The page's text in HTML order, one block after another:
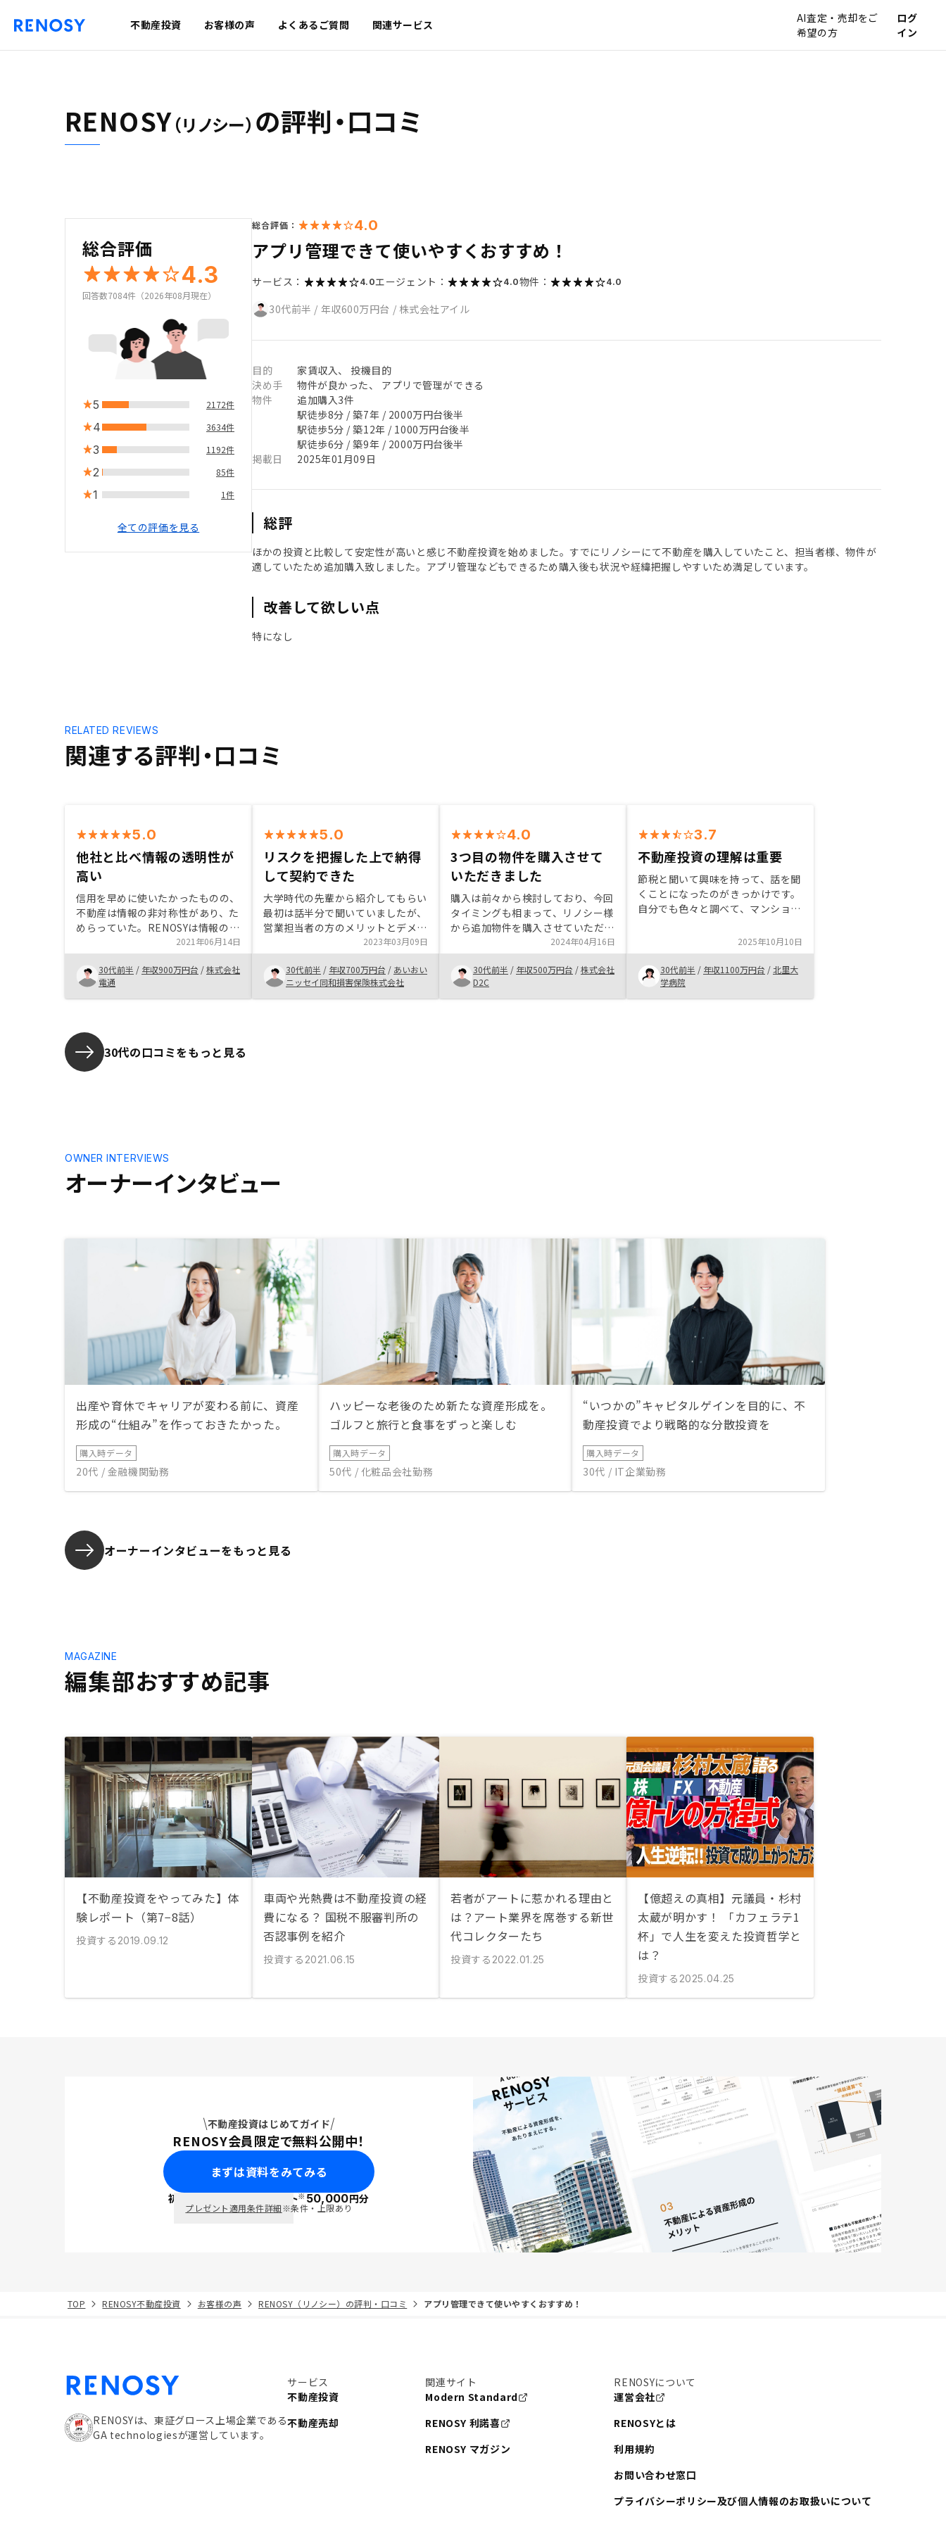
不動産投資 お客様の声 よくあるご質問 関連サービス
AI査定・売却をご
希望の方
ログ
イン
RENOSY（リノシー） の評判・口コミ
総合評価
4.3
回答数7084件（2026年08月現在）
5 2172件
4 3634件
3 1192件
2 85件
1 1件
全ての評価を見る
総合評価： 4.0
アプリ管理できて使いやすくおすすめ！
サービス： 4.0エージェント： 4.0物件： 4.0
30代前半 / 年収600万円台 / 株式会社アイル
目的
家賃収入、 投機目的
決め手
物件が良かった、 アプリで管理ができる
物件
追加購入3件
駅徒歩8分 / 築7年 / 2000万円台後半
駅徒歩5分 / 築12年 / 1000万円台後半
駅徒歩6分 / 築9年 / 2000万円台後半
掲載日
2025年01月09日
総評
ほかの投資と比較して安定性が高いと感じ不動産投資を始めました。すでにリノシーにて不動産を購入していたこと、担当者様、物件が
適していたため追加購入致しました。アプリ管理などもできるため購入後も状況や経緯把握しやすいため満足しています。
改善して欲しい点
特になし
関連する評判・口コミ
RELATED REVIEWS
5.0
他社と比べ情報の透明性が
高い
信用を早めに使いたかったものの、
不動産は情報の非対称性があり、た
めらっていた。RENOSYは情報の透
明性が高く選ばせていただきまし
た。
2021年06月14日
30代前半 / 年収900万円台 /株式会社
電通
5.0
リスクを把握した上で納得
して契約できた
大学時代の先輩から紹介してもらい
最初は話半分で聞いていましたが、
営業担当者の方のメリットとデメリ
ット双方の話を丁寧にしていただ
き、自分の中で許容できるリスクと
判断し購入を決意しました。なかな
か周りに不動産投資をやっている人
がいなく不安はありましたが、営業
2023年03月09日
30代前半 / 年収700万円台 / あいおい
ニッセイ同和損害保険株式会社
4.0
3つ目の物件を購入させて
いただきました
購入は前々から検討しており、今回
タイミングも相まって、リノシー様
から追加物件を購入させていただき
ました。空室時の連絡や何か破損し
た際のご連絡も早くご連絡いただけ
るので、基本的に追加物件もリノシ
ー様から購入しようと考えておりま
した。
2024年04月16日
30代前半 / 年収500万円台 /株式会社
D2C
3.7
不動産投資の理解は重要
節税と聞いて興味を持って、話を聞
くことになったのがきっかけです。
自分でも色々と調べて、マンション
月マイナスキャッシュフローを含
み、キャピタルゲインを狙うのが基
本だと思います。 リノシーさんの
リノベーションシステムや買取シス
テムは不安要素を減らす良い制度だ
2025年10月10日
30代前半 / 年収1100万円台 / 北里大
学病院
30代の口コミをもっと見る
オーナーインタビュー
OWNER INTERVIEWS
出産や育休でキャリアが変わる前に、資産
形成の“仕組み”を作っておきたかった。
購入時データ
20代 / 金融機関勤務
ハッピーな老後のため新たな資産形成を。
ゴルフと旅行と食事をずっと楽しむ
購入時データ
50代 / 化粧品会社勤務
“いつかの”キャピタルゲインを目的に、不
動産投資でより戦略的な分散投資を
購入時データ
30代 / IT企業勤務
オーナーインタビューをもっと見る
編集部おすすめ記事
MAGAZINE
【不動産投資をやってみた】体
験レポート（第7−8話）
投資する 2019.09.12
車両や光熱費は不動産投資の経
費になる？ 国税不服審判所の
否認事例を紹介
投資する 2021.06.15
若者がアートに惹かれる理由と
は？アート業界を席巻する新世
代コレクターたち
投資する 2022.01.25
【億超えの真相】元議員・杉村
太蔵が明かす！ 「カフェラテ1
杯」で人生を変えた投資哲学と
は？
投資する 2025.04.25
不動産投資はじめてガイド
RENOSY会員限定で無料公開中！
まずは資料をみてみる
初回面談で ポイント※50,000円分
プレゼント適用条件詳細※条件・上限あり
TOP RENOSY不動産投資 お客様の声 RENOSY（リノシー）の評判・口コミ アプリ管理できて使いやすくおすすめ！
RENOSYは、東証グロース上場企業である
GA technologiesが運営しています。
サービス
不動産投資
不動産売却
関連サイト
Modern Standard
RENOSY 利諾喜
RENOSY マガジン
RENOSYについて
運営会社
RENOSYとは
利用規約
お問い合わせ窓口
プライバシーポリシー及び個人情報のお取扱いについて